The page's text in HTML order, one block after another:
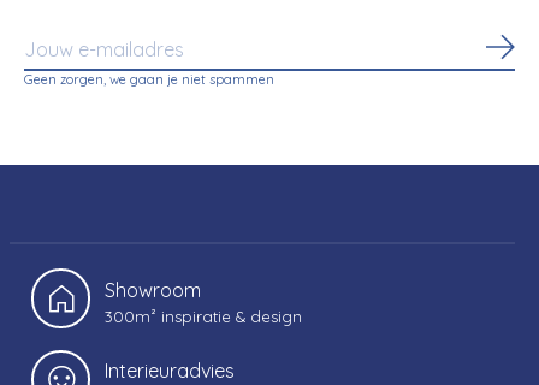
Geen zorgen, we gaan je niet spammen
Showroom
300m² inspiratie & design
Interieuradvies